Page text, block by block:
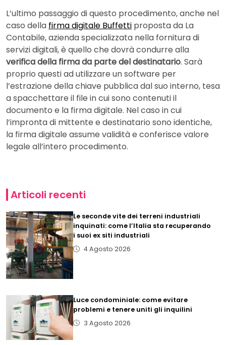
L’ultimo passaggio di questo procedimento, anche nel
caso della firma digitale Buffetti proposta da La
Contabile, azienda specializzata nella fornitura di
servizi digitali, è quello che dovrà condurre alla
verifica della firma da parte del destinatario. Sarà
proprio questi ad utilizzare un software per
l’estrazione della chiave pubblica dal suo interno, tesa
a spacchettare il file in cui sono contenuti il
documento e la firma digitale. Nel caso in cui
l’impronta di mittente e destinatario sono identiche,
la firma digitale assume validità e conferisce valore
legale all’intero procedimento.
Articoli recenti
Le seconde vite dei terreni industriali
inquinati: come l’Italia sta recuperando
i suoi ex siti industriali
4 Agosto 2026
Luce condominiale: come evitare
problemi e tenere uniti gli inquilini
3 Agosto 2026